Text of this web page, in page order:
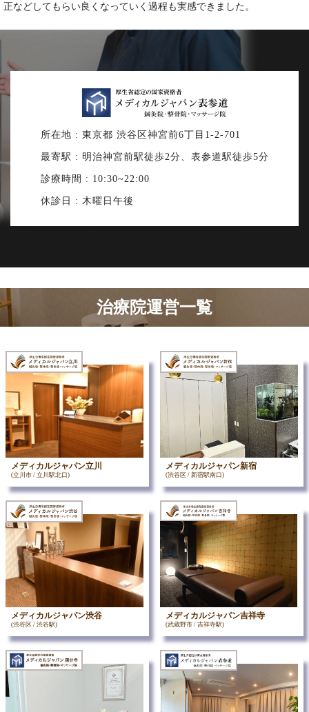
正などしてもらい良くなっていく過程も実感できました。
所在地 : 東京都 渋谷区神宮前6丁目1-2-701
最寄駅 : 明治神宮前駅徒歩2分、表参道駅徒歩5分
診療時間 : 10:30~22:00
休診日 : 木曜日午後
治療院運営一覧
メディカルジャパン立川
(立川市 / 立川駅北口)
メディカルジャパン新宿
(渋谷区 / 新宿駅南口)
メディカルジャパン渋谷
(渋谷区 / 渋谷駅)
メディカルジャパン吉祥寺
(武蔵野市 / 吉祥寺駅)